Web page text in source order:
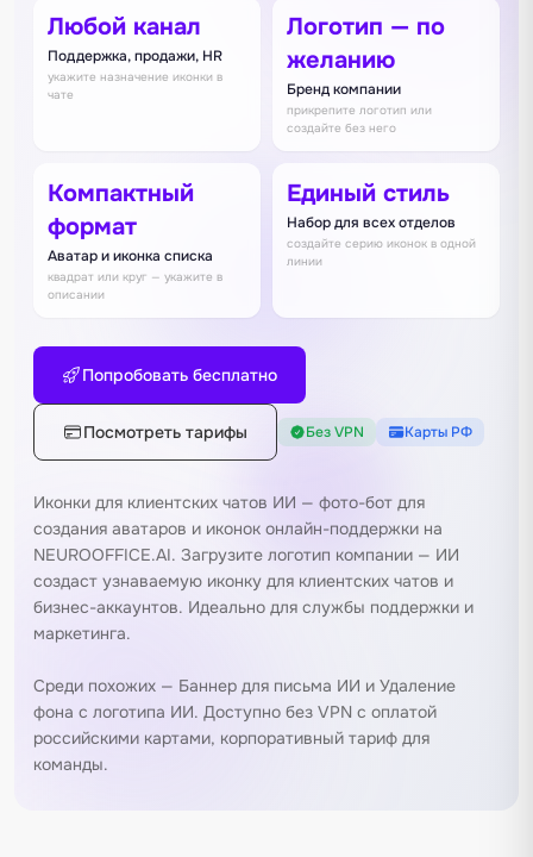
Любой канал
Поддержка, продажи, HR
укажите назначение иконки в
чате
Логотип — по
желанию
Бренд компании
прикрепите логотип или
создайте без него
Компактный
формат
Аватар и иконка списка
квадрат или круг — укажите в
описании
Единый стиль
Набор для всех отделов
создайте серию иконок в одной
линии
Попробовать бесплатно
Посмотреть тарифы Без VPN Карты РФ
Иконки для клиентских чатов ИИ — фото-бот для
создания аватаров и иконок онлайн-поддержки на
NEUROOFFICE.AI. Загрузите логотип компании — ИИ
создаст узнаваемую иконку для клиентских чатов и
бизнес-аккаунтов. Идеально для службы поддержки и
маркетинга.
Среди похожих — Баннер для письма ИИ и Удаление
фона с логотипа ИИ. Доступно без VPN с оплатой
российскими картами, корпоративный тариф для
команды.